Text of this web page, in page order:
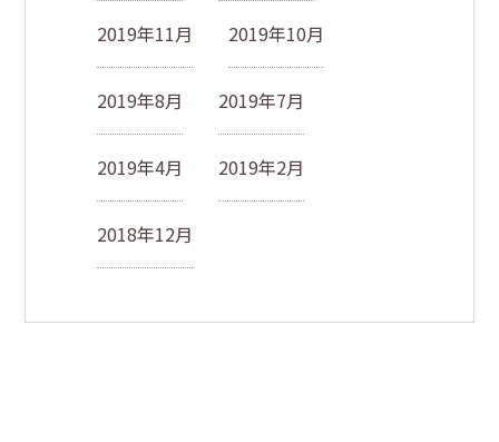
2019年11月 2019年10月
2019年8月 2019年7月
2019年4月 2019年2月
2018年12月